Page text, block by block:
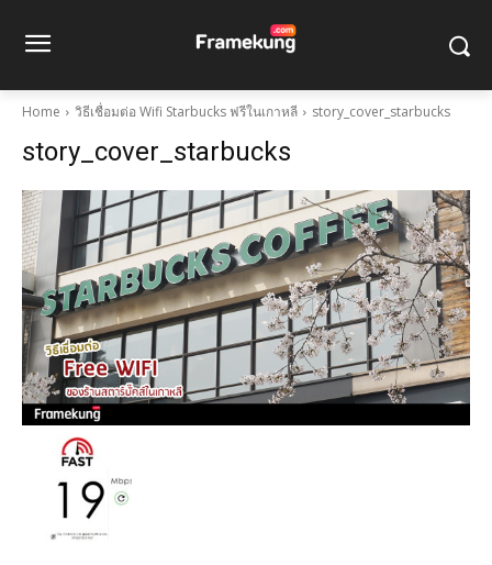
Home วิธีเชื่อมต่อ Wifi Starbucks ฟรีในเกาหลี story_cover_starbucks
story_cover_starbucks